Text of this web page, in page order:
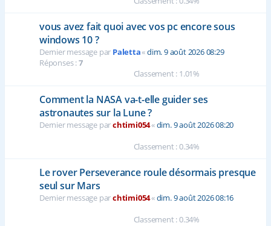
vous avez fait quoi avec vos pc encore sous
windows 10 ?
Dernier message par Paletta«dim. 9 août 2026 08:29
Réponses :7
Classement : 1.01%
Comment la NASA va-t-elle guider ses
astronautes sur la Lune ?
Dernier message parchtimi054«dim. 9 août 2026 08:20
Classement : 0.34%
Le rover Perseverance roule désormais presque
seul sur Mars
Dernier message parchtimi054«dim. 9 août 2026 08:16
Classement : 0.34%